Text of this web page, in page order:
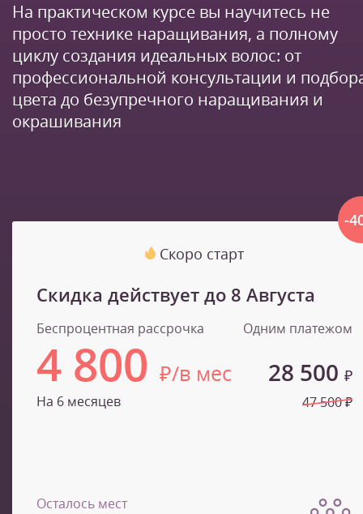
На практическом курсе вы научитесь не
просто технике наращивания, а полному
циклу создания идеальных волос: от
профессиональной консультации и
цвета до безупречного наращивания и
окрашивания
-
Скоро старт
Скидка действует до 8 Августа
Беспроцентная рассрочка
4 800 ₽/в мес
На 6 месяцев
Одним платежом
28 500 ₽
47 500 ₽
Осталось мест